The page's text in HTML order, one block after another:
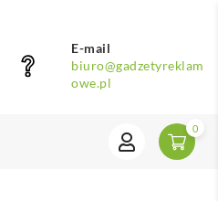
E-mail
biuro@gadzetyreklam
owe.pl
0